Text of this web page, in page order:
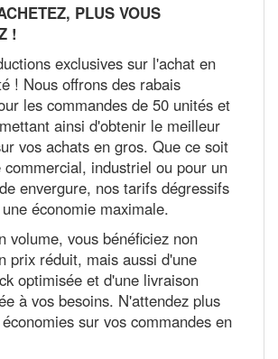
PLUS VOUS
!
exclusives sur l'achat en
! Nous offrons des rabais
les commandes de 50 unités et
ainsi d'obtenir le meilleur
vos achats en gros. Que ce soit
commercial, industriel ou pour un
envergure, nos tarifs dégressifs
économie maximale.
volume, vous bénéficiez non
prix réduit, mais aussi d'une
optimisée et d'une livraison
à vos besoins. N'attendez plus
sur vos commandes en